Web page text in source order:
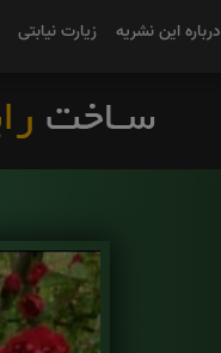
درباره این نشریه زیارت نیابتی